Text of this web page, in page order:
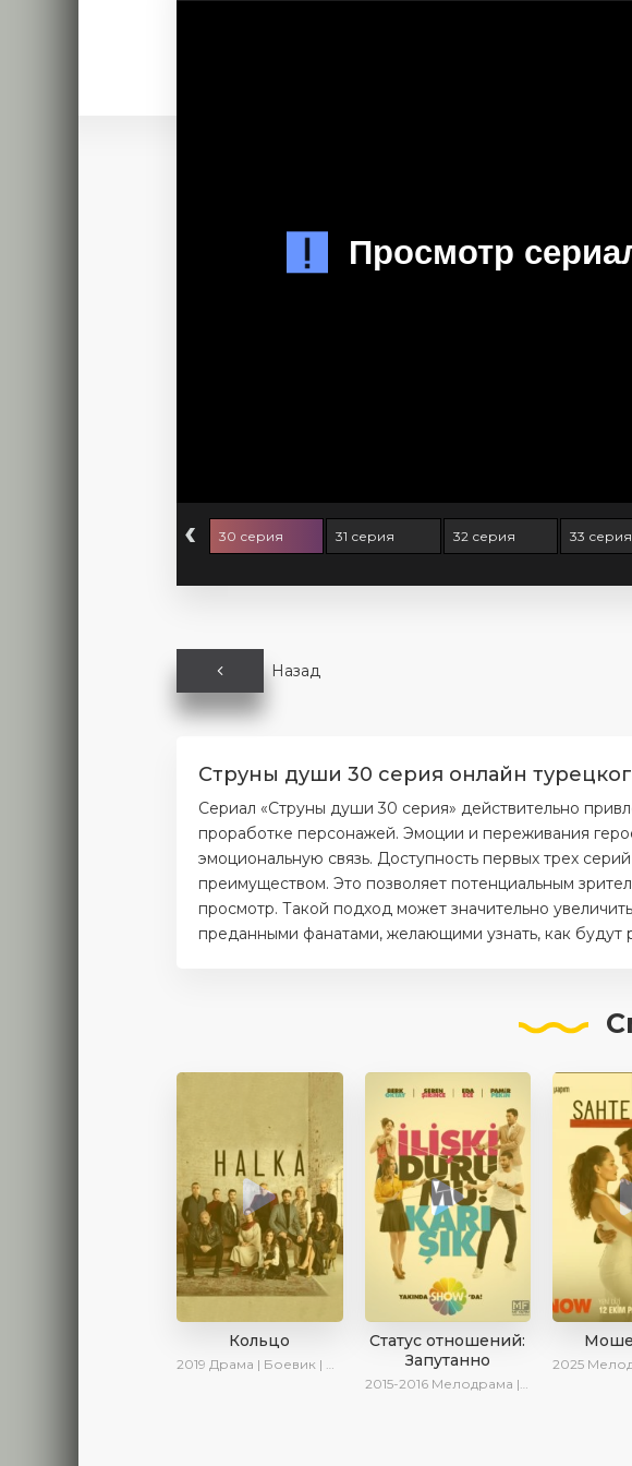
‹ 30 серия 31 серия 32 серия 33 серия
Назад
Струны души 30 серия онлайн
Сериал «Струны души 30 серия» действительно
проработке персонажей. Эмоции и переживания
эмоциональную связь. Доступность первых трех
преимуществом. Это позволяет потенциальным
просмотр. Такой подход может значительно
преданными фанатами, желающими узнать, как будут
Кольцо
2019 Драма | Боевик | Криминал
Статус отношений:
Запутанно
2015-2016 Мелодрама | Комедия
2025 Мелодрама | Драма |